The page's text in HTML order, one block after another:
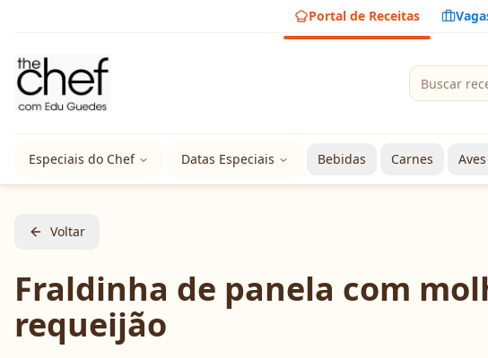
Portal de Receitas
Especiais do Chef Datas Especiais Bebidas Carnes Aves
Voltar
Fraldinha de panela com
requeijão